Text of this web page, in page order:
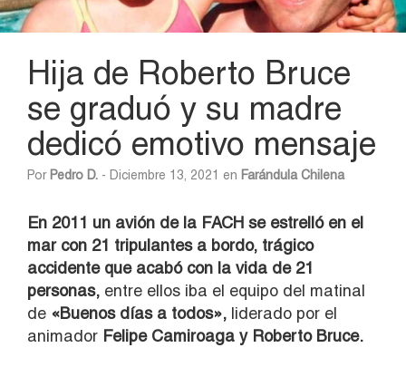
Hija de Roberto Bruce
se graduó y su madre
dedicó emotivo mensaje
Por Pedro D. - Diciembre 13, 2021 en Farándula Chilena
En 2011 un avión de la FACH se estrelló en el
mar con 21 tripulantes a bordo, trágico
accidente que acabó con la vida de 21
personas, entre ellos iba el equipo del matinal
de «Buenos días a todos», liderado por el
animador Felipe Camiroaga y Roberto Bruce.